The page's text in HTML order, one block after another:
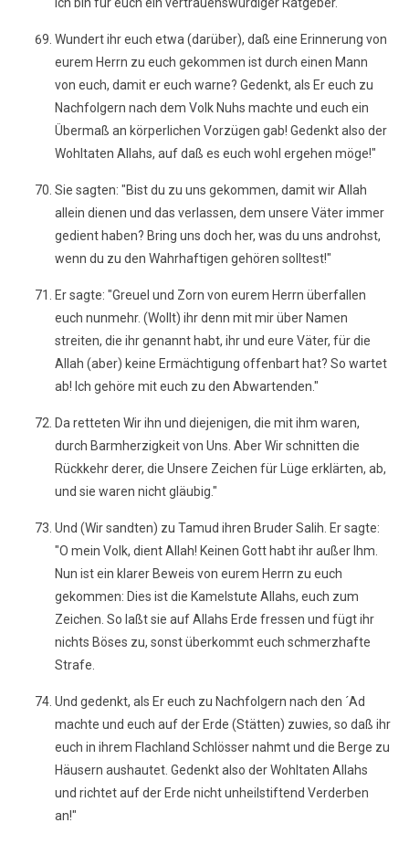
Wundert ihr euch etwa (darüber), daß eine Erinnerung von
eurem Herrn zu euch gekommen ist durch einen Mann
von euch, damit er euch warne? Gedenkt, als Er euch zu
Nachfolgern nach dem Volk Nuhs machte und euch ein
Übermaß an körperlichen Vorzügen gab! Gedenkt also der
Wohltaten Allahs, auf daß es euch wohl ergehen möge!"
Sie sagten: "Bist du zu uns gekommen, damit wir Allah
allein dienen und das verlassen, dem unsere Väter immer
gedient haben? Bring uns doch her, was du uns androhst,
wenn du zu den Wahrhaftigen gehören solltest!"
Er sagte: "Greuel und Zorn von eurem Herrn überfallen
euch nunmehr. (Wollt) ihr denn mit mir über Namen
streiten, die ihr genannt habt, ihr und eure Väter, für die
Allah (aber) keine Ermächtigung offenbart hat? So wartet
ab! Ich gehöre mit euch zu den Abwartenden."
Da retteten Wir ihn und diejenigen, die mit ihm waren,
durch Barmherzigkeit von Uns. Aber Wir schnitten die
Rückkehr derer, die Unsere Zeichen für Lüge erklärten, ab,
und sie waren nicht gläubig."
Und (Wir sandten) zu Tamud ihren Bruder Salih. Er sagte:
"O mein Volk, dient Allah! Keinen Gott habt ihr außer Ihm.
Nun ist ein klarer Beweis von eurem Herrn zu euch
gekommen: Dies ist die Kamelstute Allahs, euch zum
Zeichen. So laßt sie auf Allahs Erde fressen und fügt ihr
nichts Böses zu, sonst überkommt euch schmerzhafte
Strafe.
Und gedenkt, als Er euch zu Nachfolgern nach den ´Ad
machte und euch auf der Erde (Stätten) zuwies, so daß ihr
euch in ihrem Flachland Schlösser nahmt und die Berge zu
Häusern aushautet. Gedenkt also der Wohltaten Allahs
und richtet auf der Erde nicht unheilstiftend Verderben
an!"